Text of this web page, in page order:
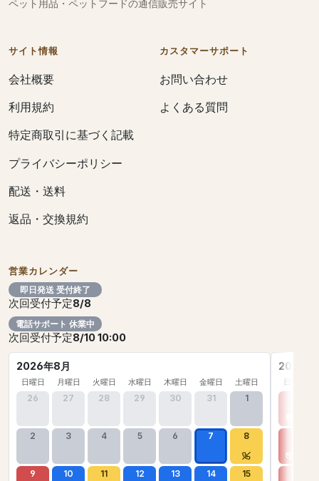
ペット用品・ペットフードの通信販売サイト
サイト情報
会社概要
利用規約
特定商取引に基づく記載
プライバシーポリシー
配送・送料
返品・交換規約
カスタマーサポート
お問い合わせ
よくある質問
営業カレンダー
即日発送 受付終了
次回受付予定8/8
電話サポート 休業中
次回受付予定8/10 10:00
2026年8月
日曜日 月曜日 火曜日 水曜日 木曜日 金曜日 土曜日
26 27 28 29 30 31 1
2 3 4 5 6 7 8
9 10 11 12 13 14 15
2026年
日曜日